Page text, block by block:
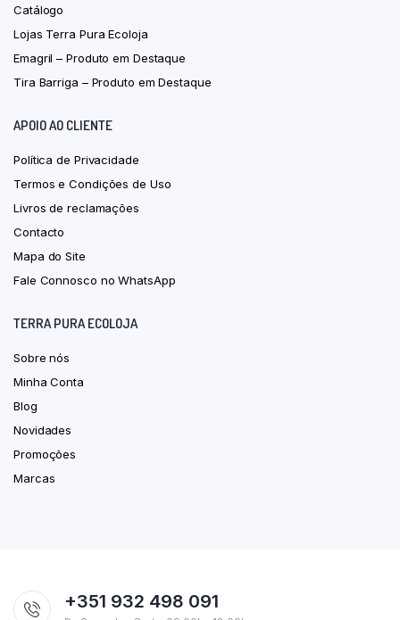
Catálogo
Lojas Terra Pura Ecoloja
Emagril – Produto em Destaque
Tira Barriga – Produto em Destaque
APOIO AO CLIENTE
Política de Privacidade
Termos e Condições de Uso
Livros de reclamações
Contacto
Mapa do Site
Fale Connosco no WhatsApp
TERRA PURA ECOLOJA
Sobre nós
Minha Conta
Blog
Novidades
Promoções
Marcas
+351 932 498 091